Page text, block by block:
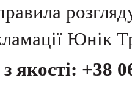
Юнік
якості: +38